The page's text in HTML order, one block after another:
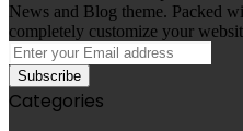
News and Blog theme. Packed
completely customize your
Enter
your
Email
address
Categories